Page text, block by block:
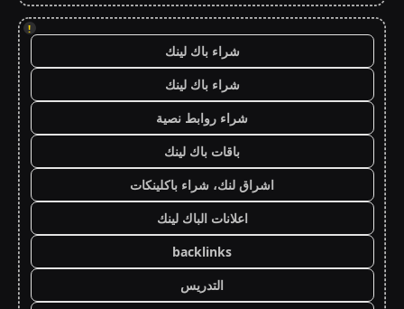
!
شراء باك لينك
شراء باك لينك
شراء روابط نصية
باقات باك لينك
اشراق لنك، شراء باكلينكات
اعلانات الباك لينك
backlinks
التدريس